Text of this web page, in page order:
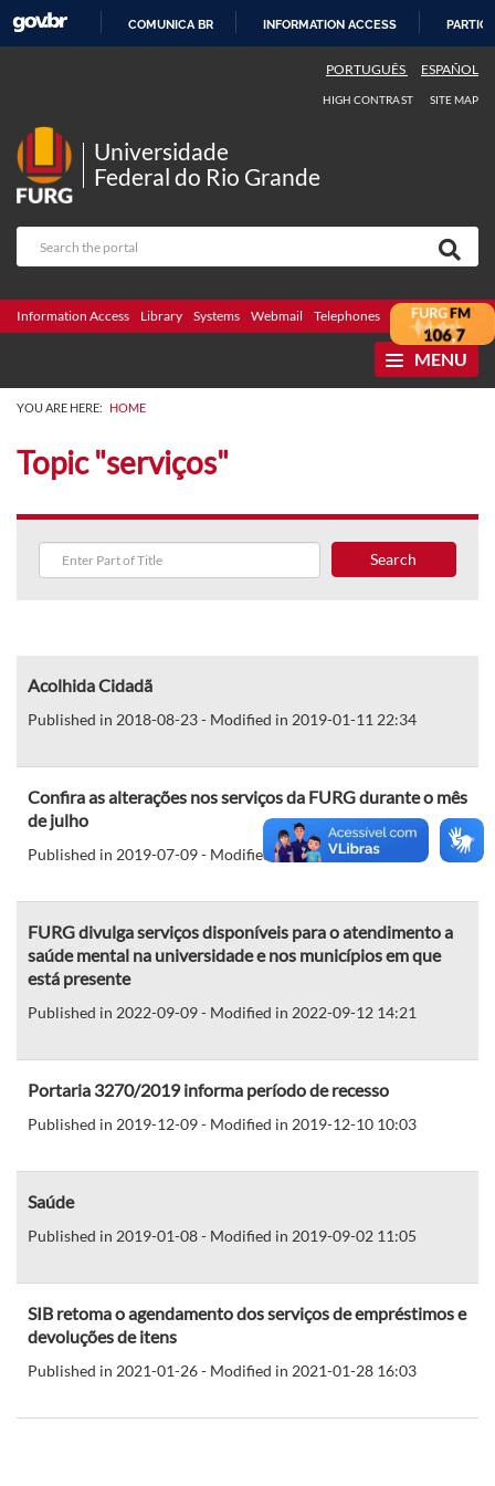
COMUNICA BR INFORMATION ACCESS
PORTUGUÊS ESPAÑOL
HIGH CONTRAST SITE MAP
Universidade
Federal do Rio Grande
Information Access Library Systems Webmail Telephones Bidding
MENU
YOU ARE HERE: HOME
Topic "serviços"
Search
Acolhida Cidadã
Published in 2018-08-23 - Modified in 2019-01-11 22:34
Confira as alterações nos serviços da FURG durante o mês
de julho
Published in 2019-07-09 - Modified in 2019-07-09 11:58
FURG divulga serviços disponíveis para o atendimento a
saúde mental na universidade e nos municípios em que
está presente
Published in 2022-09-09 - Modified in 2022-09-12 14:21
Portaria 3270/2019 informa período de recesso
Published in 2019-12-09 - Modified in 2019-12-10 10:03
Saúde
Published in 2019-01-08 - Modified in 2019-09-02 11:05
SIB retoma o agendamento dos serviços de empréstimos e
devoluções de itens
Published in 2021-01-26 - Modified in 2021-01-28 16:03